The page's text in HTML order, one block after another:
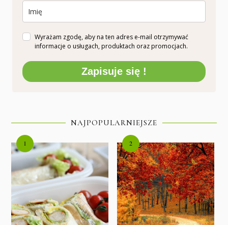
Wyrażam zgodę, aby na ten adres e-mail otrzymywać
informacje o usługach, produktach oraz promocjach.
Zapisuje się !
NAJPOPULARNIEJSZE